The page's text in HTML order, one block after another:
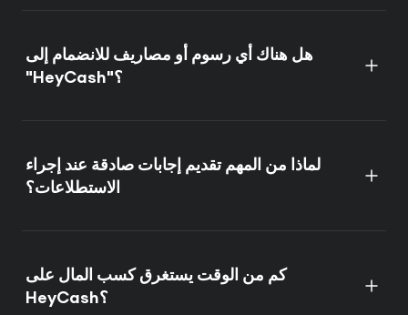
هل هناك أي رسوم أو مصاريف للانضمام إلى
"HeyCash"؟
لماذا من المهم تقديم إجابات صادقة عند إجراء
الاستطلاعات؟
كم من الوقت يستغرق كسب المال على
HeyCash؟